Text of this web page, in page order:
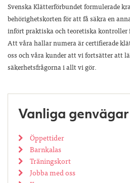
Svenska Klätterförbundet formulerade
behörighetskorten för att få säkra en
infört praktiska och teoretiska
Att våra hallar numera är certifierade
oss och våra kunder att vi fortsätter att
säkerhetsfrågorna i allt vi gör.
Vanliga genvägar
Öppettider
Barnkalas
Träningskort
Jobba med oss